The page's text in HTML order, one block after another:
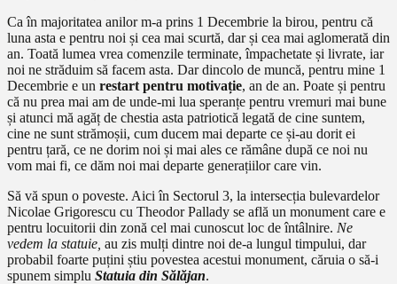
Ca în majoritatea anilor m-a prins 1 Decembrie la birou, pentru că
luna asta e pentru noi și cea mai scurtă, dar și cea mai aglomerată din
an. Toată lumea vrea comenzile terminate, împachetate și livrate, iar
noi ne străduim să facem asta. Dar dincolo de muncă, pentru mine 1
Decembrie e un restart pentru motivație, an de an. Poate și pentru
că nu prea mai am de unde-mi lua speranțe pentru vremuri mai bune
și atunci mă agăț de chestia asta patriotică legată de cine suntem,
cine ne sunt strămoșii, cum ducem mai departe ce și-au dorit ei
pentru țară, ce ne dorim noi și mai ales ce rămâne după ce noi nu
vom mai fi, ce dăm noi mai departe generațiilor care vin.
Să vă spun o poveste. Aici în Sectorul 3, la intersecția bulevardelor
Nicolae Grigorescu cu Theodor Pallady se află un monument care e
pentru locuitorii din zonă cel mai cunoscut loc de întâlnire. Ne
vedem la statuie, au zis mulți dintre noi de-a lungul timpului, dar
probabil foarte puțini știu povestea acestui monument, căruia o să-i
spunem simplu Statuia din Sălăjan.